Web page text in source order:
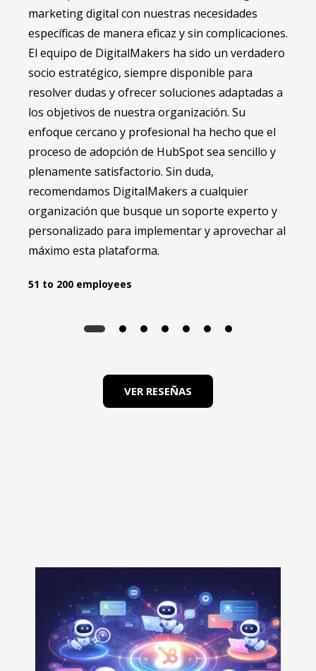
marketing digital con nuestras necesidades
específicas de manera eficaz y sin complicaciones.
El equipo de DigitalMakers ha sido un verdadero
socio estratégico, siempre disponible para
resolver dudas y ofrecer soluciones adaptadas a
los objetivos de nuestra organización. Su
enfoque cercano y profesional ha hecho que el
proceso de adopción de HubSpot sea sencillo y
plenamente satisfactorio. Sin duda,
recomendamos DigitalMakers a cualquier
organización que busque un soporte experto y
personalizado para implementar y aprovechar al
máximo esta plataforma.
51 to 200 employees
VER RESEÑAS